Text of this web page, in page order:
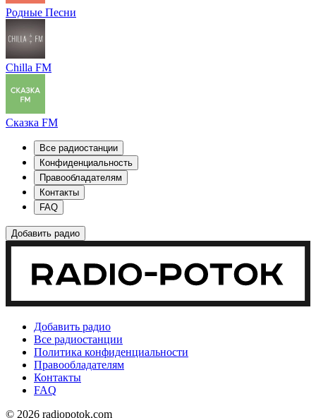
Родные Песни
Chilla FM
Сказка FM
Все радиостанции
Конфиденциальность
Правообладателям
Контакты
FAQ
Добавить радио
Добавить радио
Все радиостанции
Политика конфиденциальности
Правообладателям
Контакты
FAQ
© 2026 radiopotok.com